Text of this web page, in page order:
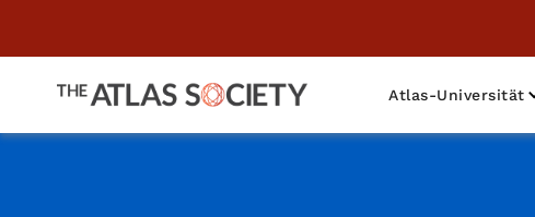
Atlas-Universität